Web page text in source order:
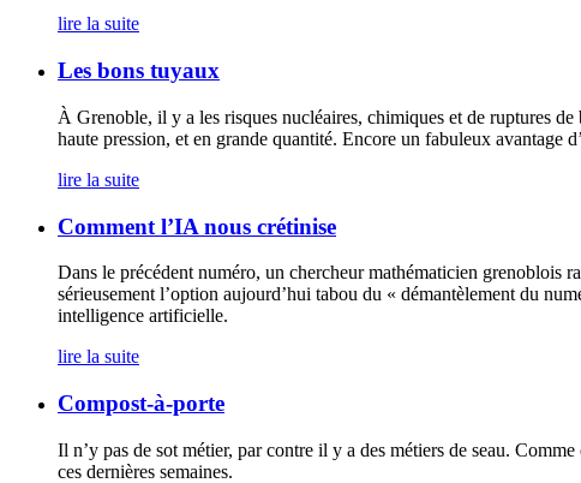
lire la suite
Les bons tuyaux
À Grenoble, il y a les risques nucléaires, chimiques et de ruptures
haute pression, et en grande quantité. Encore un fabuleux avantage
lire la suite
Comment l’IA nous crétinise
Dans le précédent numéro, un chercheur mathématicien grenoblois
sérieusement l’option aujourd’hui tabou du « démantèlement du
intelligence artificielle.
lire la suite
Compost-à-porte
Il n’y pas de sot métier, par contre il y a des métiers de seau.
ces dernières semaines.